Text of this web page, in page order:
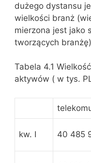
dużego dystansu
wielkości branż
mierzona jest jako
tworzących
Tabela 4.1
aktywów ( w tys.
kw. I 40 485